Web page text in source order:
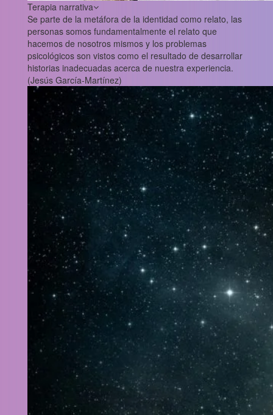
Terapia narrativa
Se parte de la metáfora de la identidad como relato, las
personas somos fundamentalmente el relato que
hacemos de nosotros mismos y los problemas
psicológicos son vistos como el resultado de desarrollar
historias inadecuadas acerca de nuestra experiencia.
(Jesús García-Martínez)